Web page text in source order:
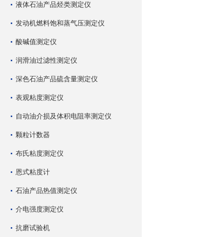
液体石油产品烃类测定仪
发动机燃料饱和蒸气压测定仪
酸碱值测定仪
润滑油过滤性测定仪
深色石油产品硫含量测定仪
表观粘度测定仪
自动油介损及体积电阻率测定仪
颗粒计数器
布氏粘度测定仪
恩式粘度计
石油产品热值测定仪
介电强度测定仪
抗磨试验机